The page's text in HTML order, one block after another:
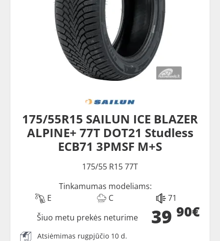
175/55R15 SAILUN ICE BLAZER
ALPINE+ 77T DOT21 Studless
ECB71 3PMSF M+S
175/55 R15 77T
Tinkamumas modeliams:
E
C 71
39 90€
Šiuo metu prekės neturime
Atsiėmimas rugpjūčio 10 d.